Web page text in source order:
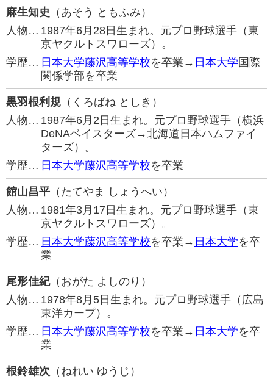
麻生知史 （あそう ともふみ）
人物… 1987年6月28日生まれ。元プロ野球選手（東
京ヤクルトスワローズ）。
学歴… 日本大学藤沢高等学校を卒業→ 日本大学 国際
関係学部を卒業
黒羽根利規 （くろばね としき）
人物… 1987年6月2日生まれ。元プロ野球選手（横浜
DeNAベイスターズ→北海道日本ハムファイ
ターズ）。
学歴… 日本大学藤沢高等学校を卒業
館山昌平 （たてやま しょうへい）
人物… 1981年3月17日生まれ。元プロ野球選手（東
京ヤクルトスワローズ）。
学歴… 日本大学藤沢高等学校を卒業→ 日本大学を卒
業
尾形佳紀（おがた よしのり）
人物… 1978年8月5日生まれ。元プロ野球選手（広島
東洋カープ）。
学歴… 日本大学藤沢高等学校を卒業→ 日本大学を卒
業
根鈴雄次 （ねれい ゆうじ）